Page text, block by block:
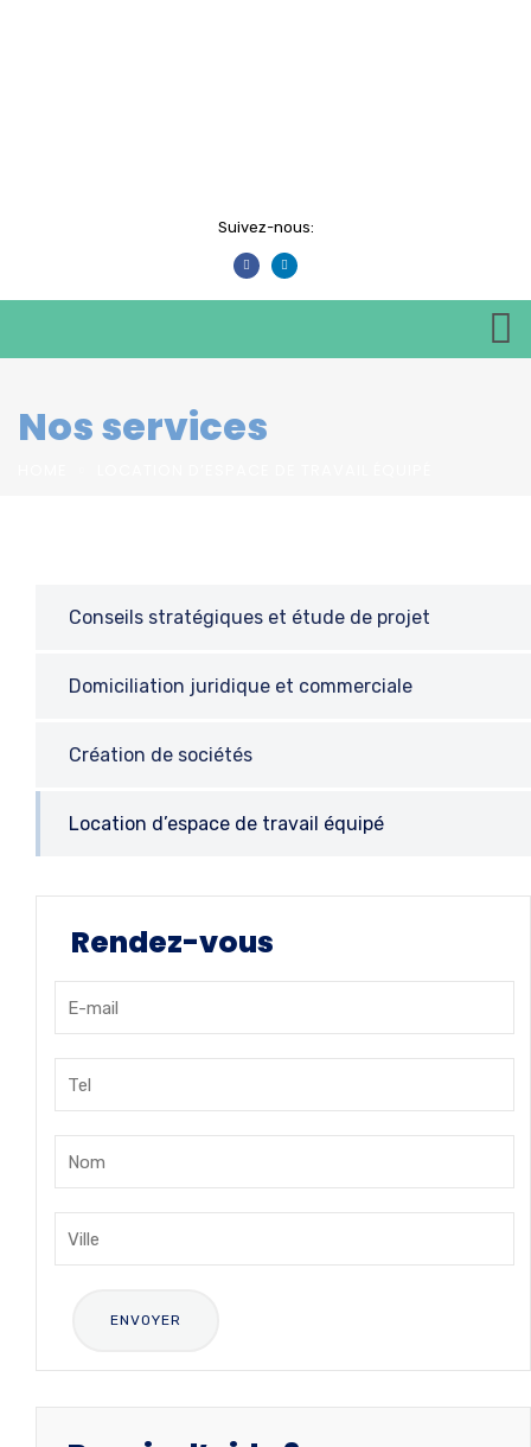
Suivez-nous:
Nos services
Conseils stratégiques et étude de projet
Domiciliation juridique et commerciale
Création de sociétés
Location d’espace de travail équipé
Rendez-vous